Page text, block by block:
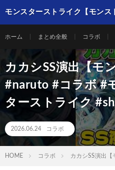
モンスターストライク【モンス
ホーム まとめ全般 コラボ
カカシSS演出【モ
#naruto #コラボ #
ターストライク
2026.06.24 コラボ
HOME コラボ カカシSS演出